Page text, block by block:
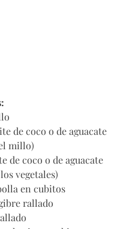
de coco o de aguacate
millo)
de coco o de aguacate
vegetales)
en cubitos
rallado